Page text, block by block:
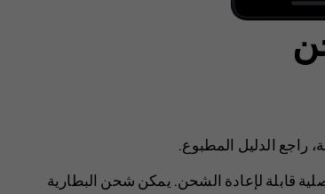
راجع الدليل المطبوع.
قابلة لإعادة الشحن. يمكن شحن البطارية